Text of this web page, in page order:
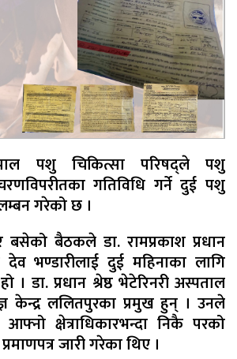
पशु चिकित्सा परिषद्ले पशु
गतिविधि गर्ने दुई पशु
गरेको छ ।
बसेको बैठकले डा. रामप्रकाश प्रधान
देव भण्डारीलाई दुई महिनाका लागि
। डा. प्रधान श्रेष्ठ भेटेरिनरी अस्पताल
केन्द्र ललितपुरका प्रमुख हुन् । उनले
क्षेत्राधिकारभन्दा निकै परको
जारी गरेका थिए ।